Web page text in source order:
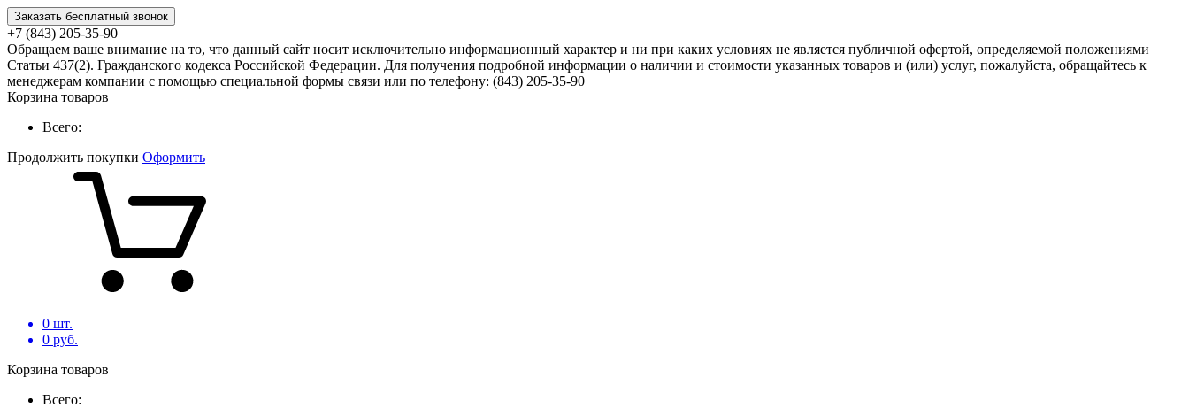
Заказать бесплатный звонок
+7 (843) 205-35-90
Обращаем ваше внимание на то, что данный сайт носит исключительно информационный характер и ни при каких условиях не является публичной офертой, определяемой положениями
Статьи 437(2). Гражданского кодекса Российской Федерации. Для получения подробной информации о наличии и стоимости указанных товаров и (или) услуг, пожалуйста, обращайтесь к
менеджерам компании с помощью специальной формы связи или по телефону: (843) 205-35-90
Корзина товаров
Всего:
Продолжить покупки Оформить
0 шт.
0 руб.
Корзина товаров
Всего: